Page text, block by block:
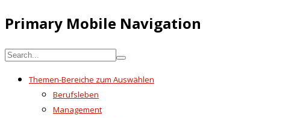
Primary Mobile Navigation
Themen-Bereiche zum Auswählen
Berufsleben
Management